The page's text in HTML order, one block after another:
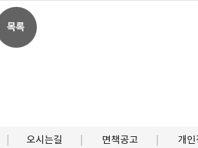
오시는길 면책공고 개